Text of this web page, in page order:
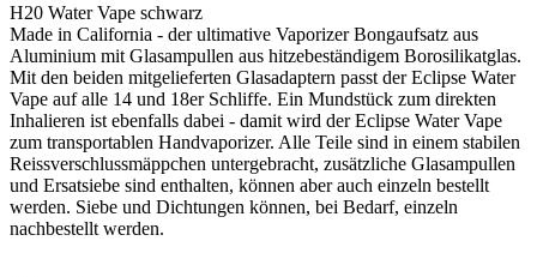
H20 Water Vape schwarz
Made in California - der ultimative Vaporizer Bongaufsatz aus
Aluminium mit Glasampullen aus hitzebeständigem Borosilikatglas.
Mit den beiden mitgelieferten Glasadaptern passt der Eclipse Water
Vape auf alle 14 und 18er Schliffe. Ein Mundstück zum direkten
Inhalieren ist ebenfalls dabei - damit wird der Eclipse Water Vape
zum transportablen Handvaporizer. Alle Teile sind in einem stabilen
Reissverschlussmäppchen untergebracht, zusätzliche Glasampullen
und Ersatsiebe sind enthalten, können aber auch einzeln bestellt
werden. Siebe und Dichtungen können, bei Bedarf, einzeln
nachbestellt werden.